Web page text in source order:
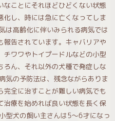
ことにそれほどひどくない状態
し、時には急に亡くなってしま
は高齢化に伴いみられる病気では
告されています。キャバリアや
ワワやトイプードルなどの小型
ん、それ以外の犬種で発症しな
の予防法は、残念ながらありま
全に治すことが難しい病気でも
治療を始めれば良い状態を長く保
型犬の飼い主さんは5～6才になっ